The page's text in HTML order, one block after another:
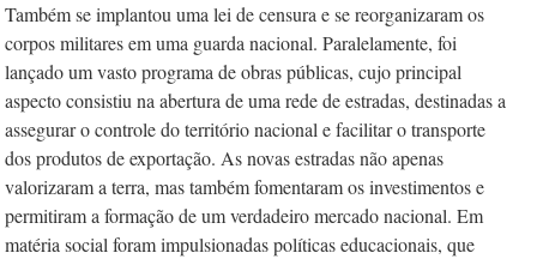
Também se implantou uma lei de censura e se reorganizaram os
corpos militares em uma guarda nacional. Paralelamente, foi
lançado um vasto programa de obras públicas, cujo principal
aspecto consistiu na abertura de uma rede de estradas, destinadas a
assegurar o controle do território nacional e facilitar o transporte
dos produtos de exportação. As novas estradas não apenas
valorizaram a terra, mas também fomentaram os investimentos e
permitiram a formação de um verdadeiro mercado nacional. Em
matéria social foram impulsionadas políticas educacionais, que